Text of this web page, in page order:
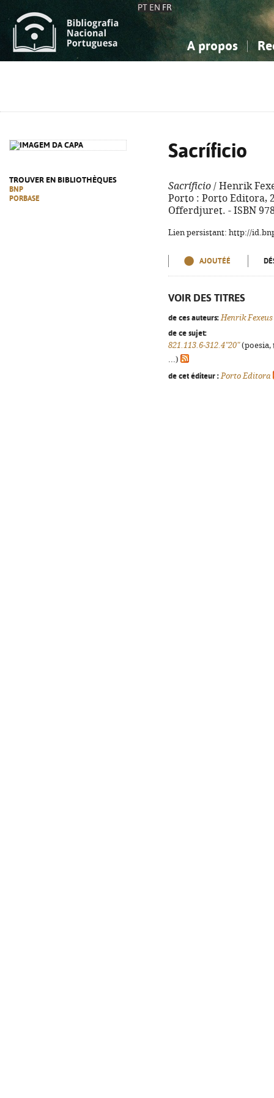
PT EN FR
A propos
TROUVER EN BIBLIOTHÈQUES
BNP
PORBASE
Sacríficio
Sacríficio / Henrik
Porto : Porto Editora,
Offerdjuret. - ISBN
Lien persistant: http://
AJOUTÉÉ
VOIR DES TITRES
de ces auteurs: Henrik Fexeus
de ce sujet:
821.113.6-312.4"20"(poesia,
...)
de cet éditeur : Porto Editora